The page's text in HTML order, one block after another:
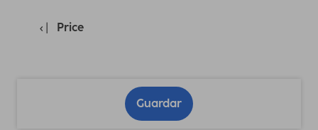
Price
Guardar